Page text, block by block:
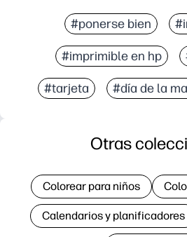
#ponerse bien
#imprimible en hp
#tarjeta #día de la
Otras
Colorear para niños
Calendarios y planificadores